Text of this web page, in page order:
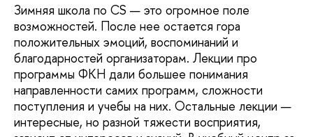
Зимняя школа по CS — это огромное поле
возможностей. После нее остается гора
положительных эмоций, воспоминаний и
благодарностей организаторам. Лекции про
программы ФКН дали большее понимания
направленности самих программ, сложности
поступления и учебы на них. Остальные лекции —
интересные, но разной тяжести восприятия,